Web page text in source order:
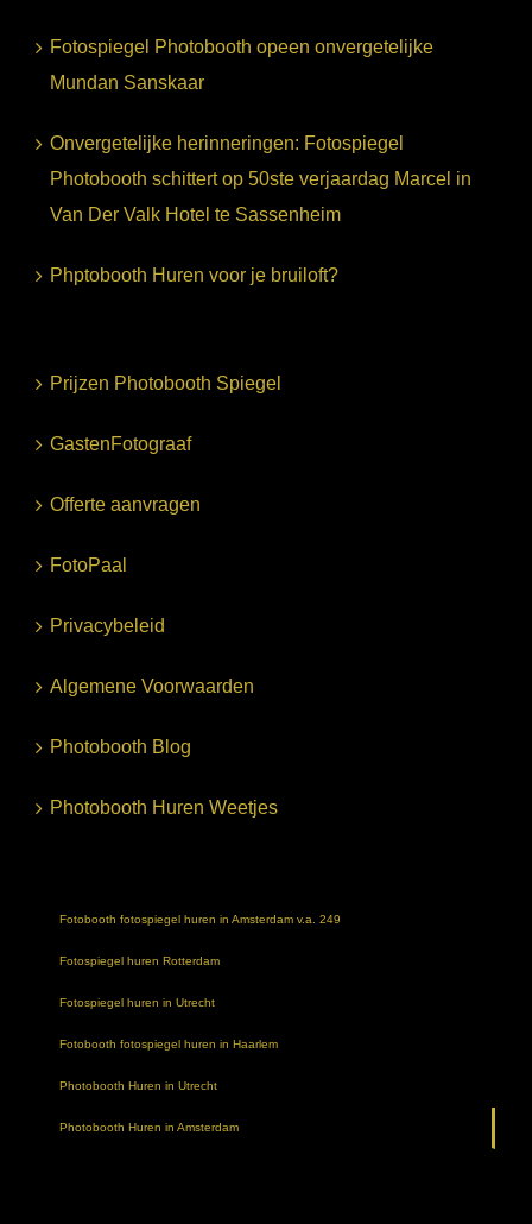
Fotospiegel Photobooth opeen onvergetelijke
Mundan Sanskaar
Onvergetelijke herinneringen: Fotospiegel
Photobooth schittert op 50ste verjaardag Marcel in
Van Der Valk Hotel te Sassenheim
Phptobooth Huren voor je bruiloft?
Prijzen Photobooth Spiegel
GastenFotograaf
Offerte aanvragen
FotoPaal
Privacybeleid
Algemene Voorwaarden
Photobooth Blog
Photobooth Huren Weetjes
Fotobooth fotospiegel huren in Amsterdam v.a. 249
Fotospiegel huren Rotterdam
Fotospiegel huren in Utrecht
Fotobooth fotospiegel huren in Haarlem
Photobooth Huren in Utrecht
Photobooth Huren in Amsterdam